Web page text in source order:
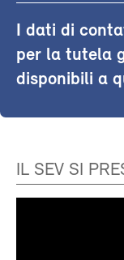
I dati di
per la tutela
disponibili a
IL SEV SI